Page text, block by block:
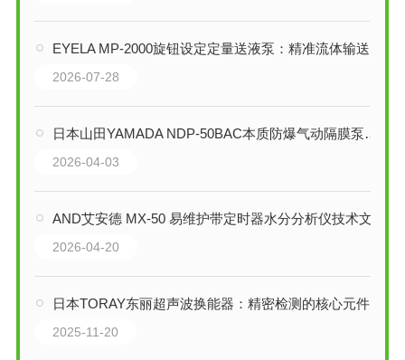
EYELA MP-2000旋钮设定定量送液泵：精准流体输送的可靠之选
2026-07-28
日本山田YAMADA NDP-50BAC本质防爆气动隔膜泵技术解析
2026-04-03
AND艾安德 MX-50 易维护带定时器水分分析仪技术文章
2026-04-20
日本TORAY东丽超声波换能器：精密检测的核心元件
2025-11-20